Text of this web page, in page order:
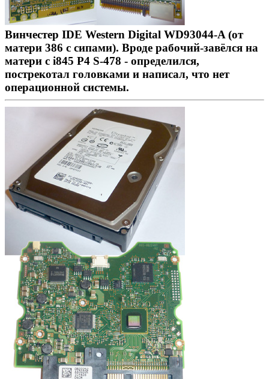
Винчестер IDE Western Digital WD93044-A (от
матери 386 с сипами). Вроде рабочий-завёлся на
матери с i845 P4 S-478 - определился,
пострекотал головками и написал, что нет
операционной системы.